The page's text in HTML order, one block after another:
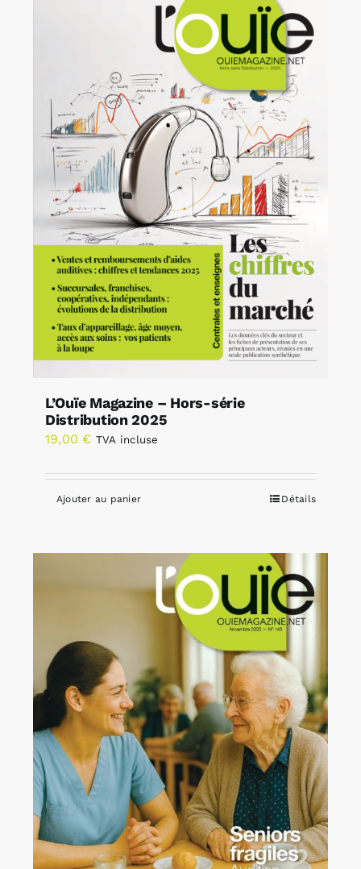
L’Ouïe Magazine – Hors-série
Distribution 2025
19,00 € TVA incluse
Ajouter au panier Détails